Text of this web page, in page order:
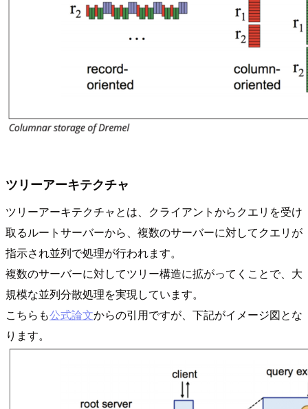
ツリーアーキテクチャ
ツリーアーキテクチャとは、クライアントからクエリを受け
取るルートサーバーから、複数のサーバーに対してクエリが
指示され並列で処理が行われます。
複数のサーバーに対してツリー構造に拡がってくことで、大
規模な並列分散処理を実現しています。
こちらも公式論文からの引用ですが、下記がイメージ図とな
ります。